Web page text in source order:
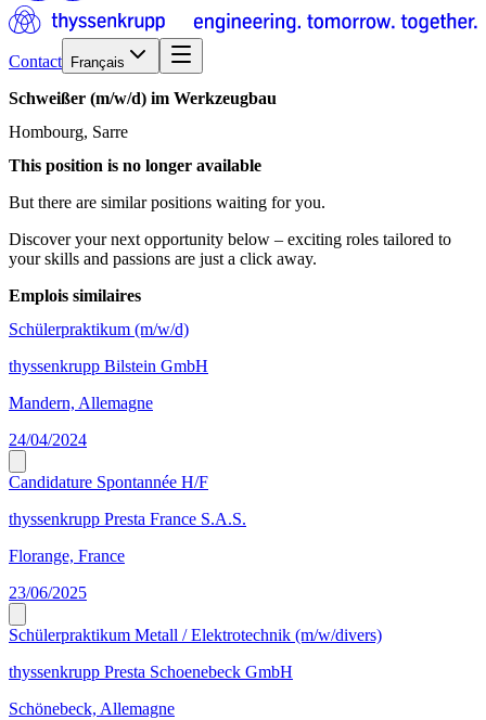
Contact Français
Schweißer (m/w/d) im Werkzeugbau
Hombourg, Sarre
This position is no longer available
But there are similar positions waiting for you.
Discover your next opportunity below – exciting roles tailored to
your skills and passions are just a click away.
Emplois similaires
Schülerpraktikum (m/w/d)
thyssenkrupp Bilstein GmbH
Mandern, Allemagne
24/04/2024
Candidature Spontannée H/F
thyssenkrupp Presta France S.A.S.
Florange, France
23/06/2025
Schülerpraktikum Metall / Elektrotechnik (m/w/divers)
thyssenkrupp Presta Schoenebeck GmbH
Schönebeck, Allemagne